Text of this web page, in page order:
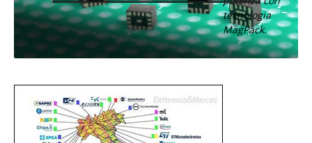
tecnologia
MagPack.